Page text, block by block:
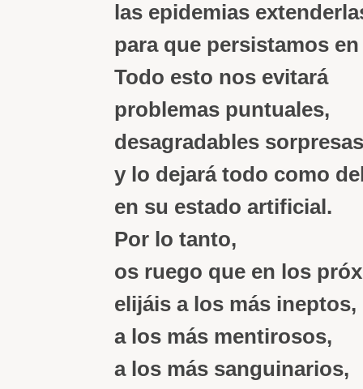
las epidemias
para que persistamos
Todo esto nos evitará
problemas puntuales,
desagradables sorpresas
y lo dejará todo como
en su estado artificial.
Por lo tanto,
os ruego que en los
elijáis a los más ineptos,
a los más mentirosos,
a los más sanguinarios,